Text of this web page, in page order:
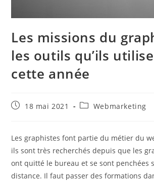
Les missions du
les outils qu’ils
cette année
Publication
18 mai 2021
PostWebmarketing
Les graphistes font partie du métier du
ils sont très recherchés depuis que les
ont quitté le bureau et se sont penchées
distance. Il faut passer des formations